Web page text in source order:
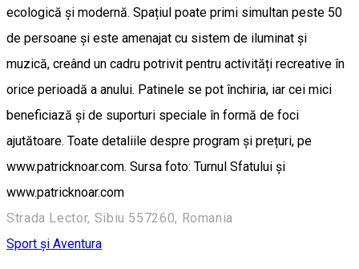
ecologică și modernă. Spațiul poate primi simultan peste 50
de persoane și este amenajat cu sistem de iluminat și
muzică, creând un cadru potrivit pentru activități recreative în
orice perioadă a anului. Patinele se pot închiria, iar cei mici
beneficiază și de suporturi speciale în formă de foci
ajutătoare. Toate detaliile despre program și prețuri, pe
www.patricknoar.com. Sursa foto: Turnul Sfatului și
www.patricknoar.com
Strada Lector, Sibiu 557260, Romania
Sport și Aventura